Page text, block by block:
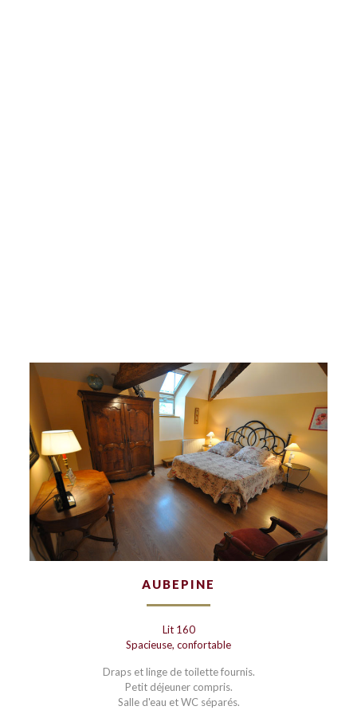
AUBEPINE
Lit 160
Spacieuse, confortable
Draps et linge de toilette fournis.
Petit déjeuner compris.
Salle d'eau et WC séparés.